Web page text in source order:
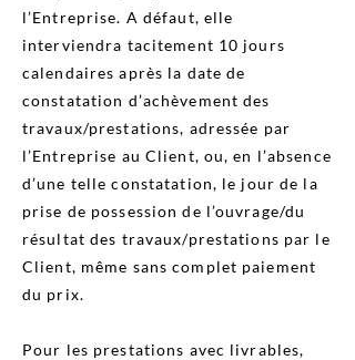
l’Entreprise. A défaut, elle
interviendra tacitement 10 jours
calendaires après la date de
constatation d’achèvement des
travaux/prestations, adressée par
l’Entreprise au Client, ou, en l’absence
d’une telle constatation, le jour de la
prise de possession de l’ouvrage/du
résultat des travaux/prestations par le
Client, même sans complet paiement
du prix.
Pour les prestations avec livrables,